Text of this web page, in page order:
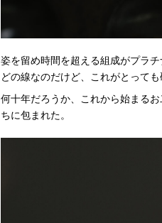
姿を留め時間を超える組成がプラ
どの線なのだけど、これがとっても
何十年だろうか、これから始まる
ちに包まれた。